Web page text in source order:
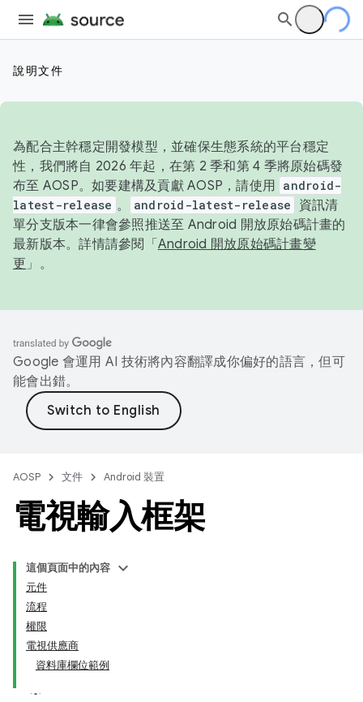
說明文件
為配合主幹穩定開發模型，並確保生態系統的平台穩定
性，我們將自 2026 年起，在第 2 季和第 4 季將原始碼發
布至 AOSP。如要建構及貢獻 AOSP，請使用 android-
latest-release 。 android-latest-release
資訊清
單分支版本一律會參照推送至 Android 開放原始碼計畫的
最新版本。詳情請參閱「 Android 開放原始碼計畫變
更 」。
Google 會運用 AI 技術將內容翻譯成你偏好的語言，但可
能會出錯。
AOSP 文件 Android 裝置
電視輸入框架
這個頁面中的內容
元件
流程
權限
電視供應商
資料庫欄位範例